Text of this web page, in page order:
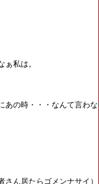
私は。
あの時・・・なんて言わ
ん居たらゴメンナサイ）